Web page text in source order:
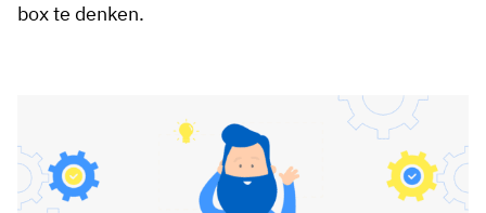
box te denken.